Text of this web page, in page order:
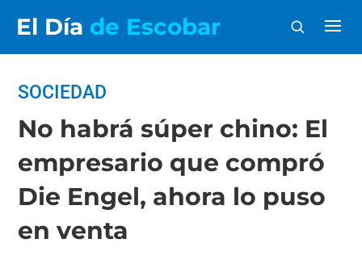
El Día de Escobar
SOCIEDAD
No habrá súper chino: El
empresario que compró
Die Engel, ahora lo puso
en venta